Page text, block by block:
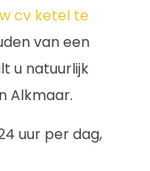
cv ketel te
van een
u natuurlijk
Alkmaar.
uur per dag,